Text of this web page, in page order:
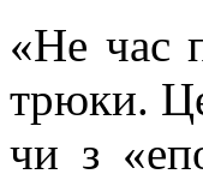
«Не час
трюки.
чи з